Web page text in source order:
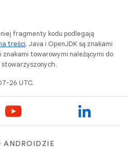
fragmenty kodu podlegają
treści. Java i OpenJDK są znakami
towarowymi należącymi do
26 UTC.